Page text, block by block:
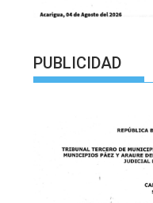
PUBLICIDAD